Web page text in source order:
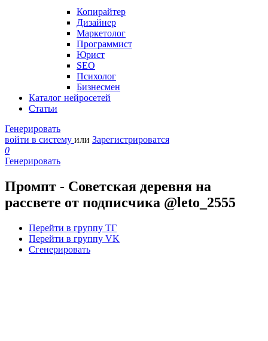
Копирайтер
Дизайнер
Маркетолог
Программист
Юрист
SEO
Психолог
Бизнесмен
Каталог нейросетей
Статьи
Генерировать
войти в систему или Зарегистрироватся
0
Генерировать
Промпт - Советская деревня на
рассвете от подписчика @leto_2555
Перейти в группу ТГ
Перейти в группу VK
Сгенерировать